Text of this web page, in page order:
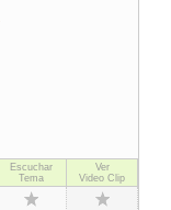
Escuchar
Tema
Ver
Video Clip